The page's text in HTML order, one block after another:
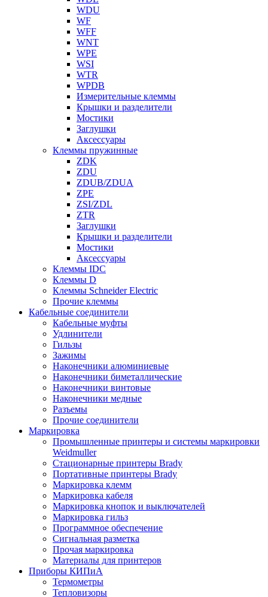
WDU
WF
WFF
WNT
WPE
WSI
WTR
WPDB
Измерительные клеммы
Крышки и разделители
Мостики
Заглушки
Аксессуары
Клеммы пружинные
ZDK
ZDU
ZDUB/ZDUA
ZPE
ZSI/ZDL
ZTR
Заглушки
Крышки и разделители
Мостики
Аксессуары
Клеммы IDC
Клеммы D
Клеммы Schneider Electric
Прочие клеммы
Кабельные соединители
Кабельные муфты
Удлинители
Гильзы
Зажимы
Наконечники алюминиевые
Наконечники биметаллические
Наконечники винтовые
Наконечники медные
Разъемы
Прочие соединители
Маркировка
Промышленные принтеры и системы маркировки
Weidmuller
Стационарные принтеры Brady
Портативные принтеры Brady
Маркировка клемм
Маркировка кабеля
Маркировка кнопок и выключателей
Маркировка гильз
Программное обеспечение
Сигнальная разметка
Прочая маркировка
Материалы для принтеров
Приборы КИПиА
Термометры
Тепловизоры